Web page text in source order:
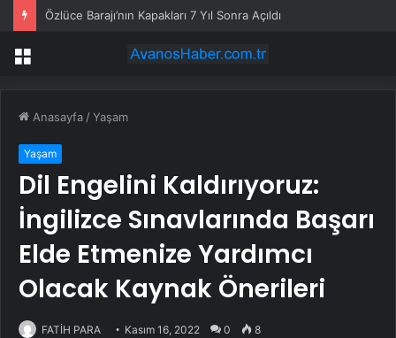
Özlüce Barajı’nın Kapakları 7 Yıl Sonra Açıldı
Menü
Anasayfa /Yaşam
Yaşam
Dil Engelini Kaldırıyoruz:
İngilizce Sınavlarında Başarı
Elde Etmenize Yardımcı
Olacak Kaynak Önerileri
FATİH PARA Kasım 16, 2022 0 8